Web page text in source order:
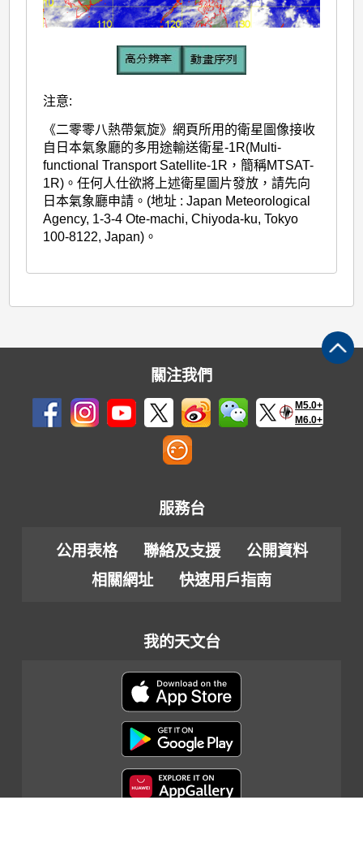
注意:
《二零零八熱帶氣旋》網頁所用的衛星圖像接收
自日本氣象廳的多用途輸送衛星-1R(Multi-
functional Transport Satellite-1R，簡稱MTSAT-
1R)。任何人仕欲將上述衛星圖片發放，請先向
日本氣象廳申請。(地址 : Japan Meteorological
Agency, 1-3-4 Ote-machi, Chiyoda-ku, Tokyo
100-8122, Japan)。
關注我們
M5.0+
M6.0+
服務台
公用表格 聯絡及支援
公開資料
相關網址
快速用戶指南
我的天文台